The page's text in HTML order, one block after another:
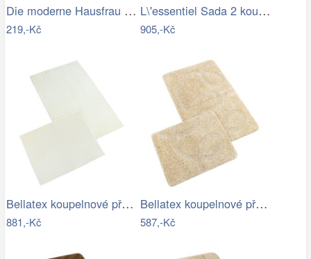
Die moderne Hausfrau Protiskluzová…
219,-Kč
L\'essentiel Sada 2 koupelnových…
905,-Kč
Bellatex koupelnové předložky BANYGOLD…
881,-Kč
Bellatex koupelnové předložky…
587,-Kč